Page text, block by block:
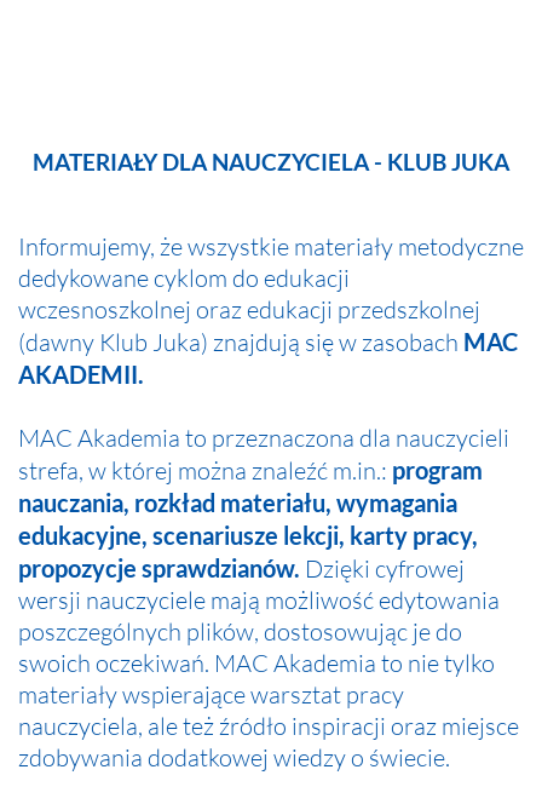
MATERIAŁY DLA NAUCZYCIELA - KLUB JUKA
Informujemy, że wszystkie materiały metodyczne
dedykowane cyklom do edukacji
wczesnoszkolnej oraz edukacji przedszkolnej
(dawny Klub Juka) znajdują się w zasobach MAC
AKADEMII.
MAC Akademia to przeznaczona dla nauczycieli
strefa, w której można znaleźć m.in.: program
nauczania, rozkład materiału, wymagania
edukacyjne, scenariusze lekcji, karty pracy,
propozycje sprawdzianów. Dzięki cyfrowej
wersji nauczyciele mają możliwość edytowania
poszczególnych plików, dostosowując je do
swoich oczekiwań. MAC Akademia to nie tylko
materiały wspierające warsztat pracy
nauczyciela, ale też źródło inspiracji oraz miejsce
zdobywania dodatkowej wiedzy o świecie.